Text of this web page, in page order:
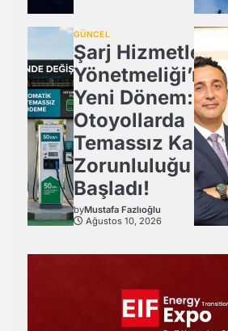
GÜNCEL
Şarj Hizmetleri
Yönetmeliği’nde
Yeni Dönem:
Otoyollarda
Temassız Kart
Zorunluluğu
Başladı!
byMustafa Fazlıoğlu
Ağustos 10, 2026